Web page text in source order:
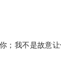
；我不是故意